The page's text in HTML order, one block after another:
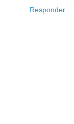
Responder